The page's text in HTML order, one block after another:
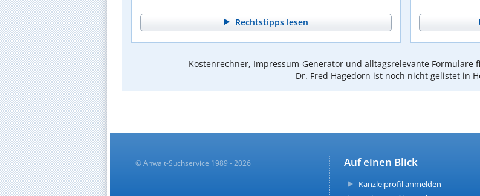
Rechtstipps lesen
Kostenrechner, Impressum-Generator und alltagsrelevante Formulare
Dr. Fred Hagedorn ist noch nicht gelistet in
Auf einen Blick
Kanzleiprofil anmelden
© Anwalt-Suchservice 1989 - 2026